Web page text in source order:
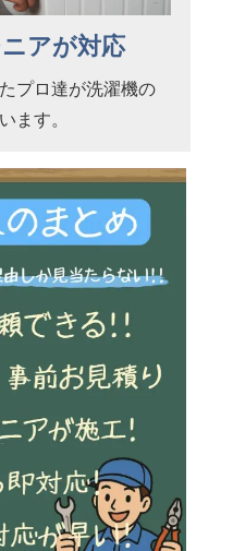
アが対応
プロ達が洗濯機の
ます。